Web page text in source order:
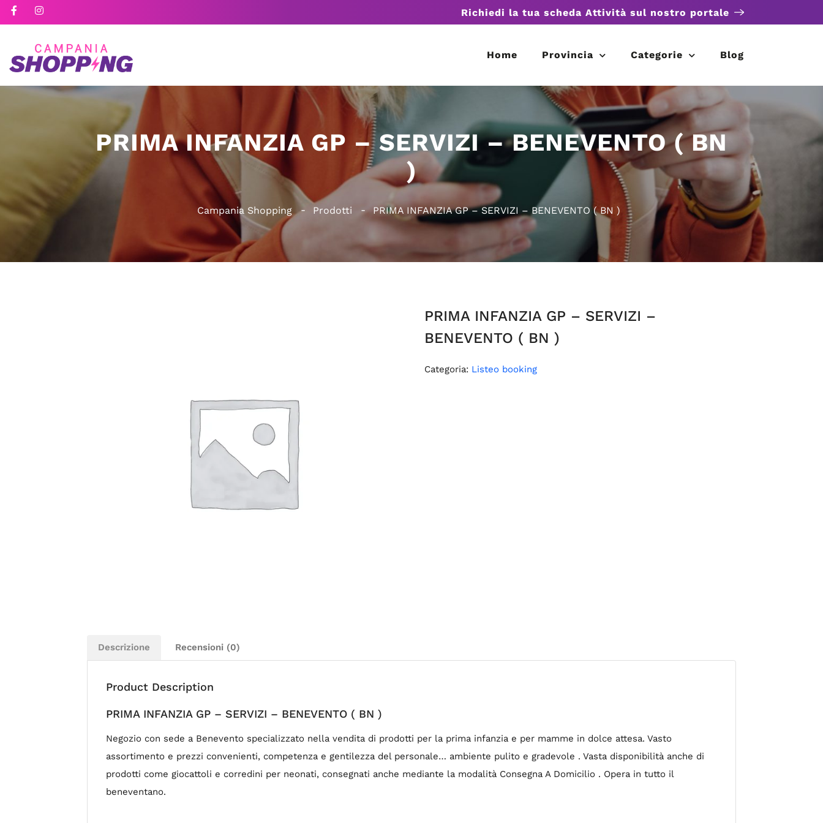
Richiedi la tua scheda Attività sul nostro portale
Home Provincia Categorie Blog
PRIMA INFANZIA GP – SERVIZI – BENEVENTO ( BN
)
Campania Shopping Prodotti PRIMA INFANZIA GP – SERVIZI – BENEVENTO ( BN )
PRIMA INFANZIA GP – SERVIZI –
BENEVENTO ( BN )
Categoria: Listeo booking
Descrizione Recensioni (0)
Product Description
PRIMA INFANZIA GP – SERVIZI – BENEVENTO ( BN )
Negozio con sede a Benevento specializzato nella vendita di prodotti per la prima infanzia e per mamme in dolce attesa. Vasto
assortimento e prezzi convenienti, competenza e gentilezza del personale… ambiente pulito e gradevole . Vasta disponibilità anche di
prodotti come giocattoli e corredini per neonati, consegnati anche mediante la modalità Consegna A Domicilio . Opera in tutto il
beneventano.